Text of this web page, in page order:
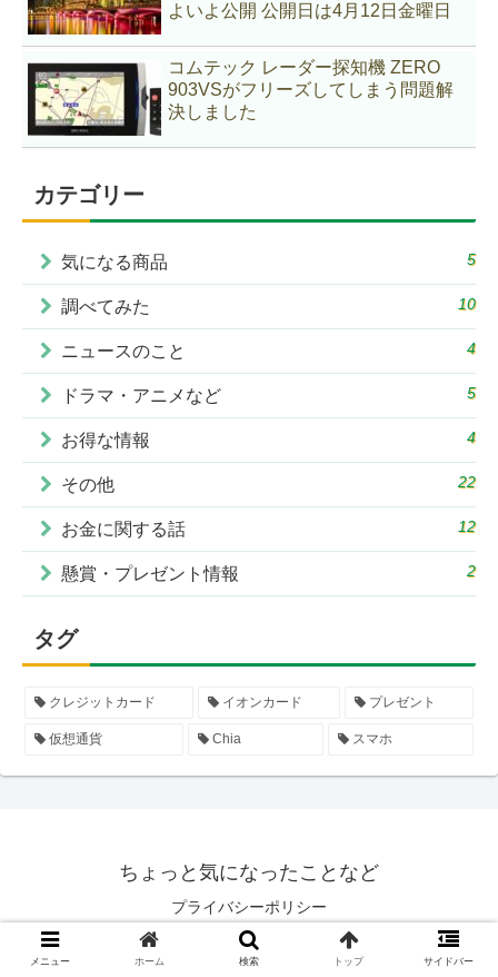
よいよ公開 公開日は4月12日金曜日
コムテック レーダー探知機 ZERO
903VSがフリーズしてしまう問題解
決しました
カテゴリー
気になる商品 5
調べてみた 10
ニュースのこと 4
ドラマ・アニメなど 5
お得な情報 4
その他 22
お金に関する話 12
懸賞・プレゼント情報 2
タグ
クレジットカード イオンカード プレゼント
仮想通貨 Chia スマホ
ちょっと気になったことなど
プライバシーポリシー
© 2013 ちょっと気になったことなど.
メニュー ホーム 検索 トップ サイドバー